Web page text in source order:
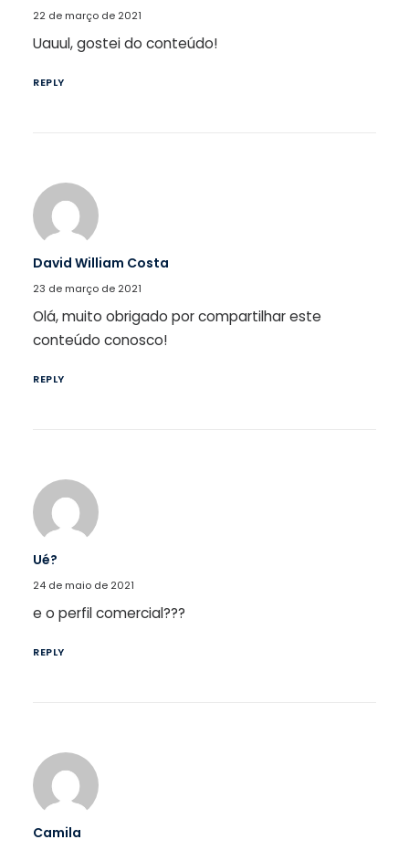
22 de março de 2021
Uauul, gostei do conteúdo!
REPLY
David William Costa
23 de março de 2021
Olá, muito obrigado por compartilhar este
conteúdo conosco!
REPLY
Ué?
24 de maio de 2021
e o perfil comercial???
REPLY
Camila